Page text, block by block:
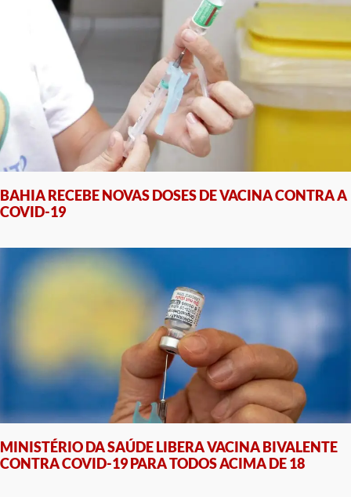
BAHIA RECEBE NOVAS DOSES DE VACINA CONTRA A
COVID-19
MINISTÉRIO DA SAÚDE LIBERA VACINA BIVALENTE
CONTRA COVID-19 PARA TODOS ACIMA DE 18